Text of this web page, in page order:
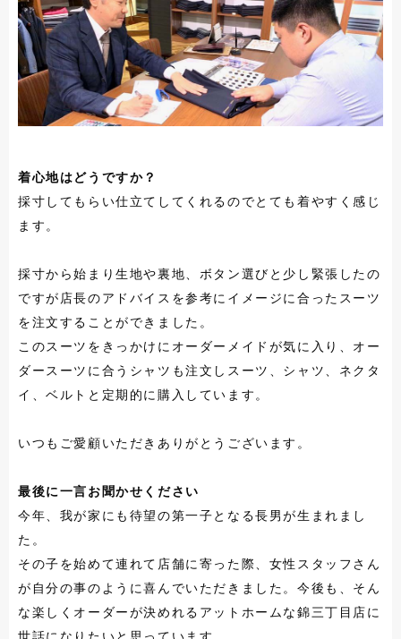
着心地はどうですか？
採寸してもらい仕立てしてくれるのでとても着やすく感じ
ます。
採寸から始まり生地や裏地、ボタン選びと少し緊張したの
ですが店長のアドバイスを参考にイメージに合ったスーツ
を注文することができました。
このスーツをきっかけにオーダーメイドが気に入り、オー
ダースーツに合うシャツも注文しスーツ、シャツ、ネクタ
イ、ベルトと定期的に購入しています。
いつもご愛顧いただきありがとうございます。
最後に一言お聞かせください
今年、我が家にも待望の第一子となる長男が生まれまし
た。
その子を始めて連れて店舗に寄った際、女性スタッフさん
が自分の事のように喜んでいただきました。今後も、そん
な楽しくオーダーが決めれるアットホームな錦三丁目店に